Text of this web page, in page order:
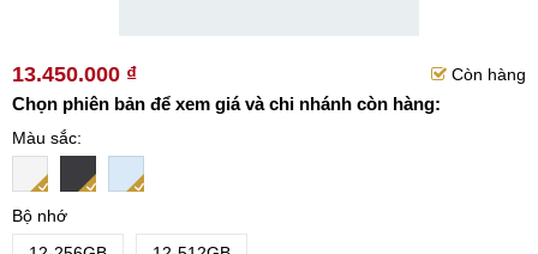
13.450.000 ₫ Còn hàng
Chọn phiên bản để xem giá và chi nhánh còn hàng:
Màu sắc
Bộ nhớ